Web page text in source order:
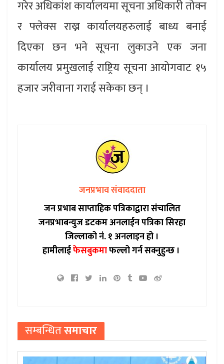
गरेर अधिकांश कार्यालयमा सूचना अधिकारी तोक्न
र फ्लेक्स राख्न कार्यालयहरुलाई बाध्य बनाई
दिएका छन भने सूचना लुकाउने एक जना
कार्यालय प्रमुखलाई राष्ट्रिय सूचना आयोगवाट १५
हजार जरीवाना गराई सकेका छन् ।
जनप्रभाव संवाददाता
जन प्रभाब साप्ताहिक पत्रिकाद्वारा संचालित
जनप्रभाबन्युज डटकम अनलाईन पत्रिका सिरहा
जिल्लाको नं. १ अनलाइन हो ।
हामीलाईफेसबुकमाफल्लो गर्न सक्नुहुन्छ ।
सम्बन्धितसमाचार